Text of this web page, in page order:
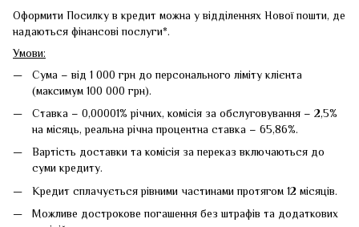
Оформити Посилку в кредит можна у відділеннях Нової пошти, де
надаються фінансові послуги*.
Умови:
Сума – від 1 000 грн до персонального ліміту клієнта
(максимум 100 000 грн).
Ставка – 0,00001% річних, комісія за обслуговування – 2,5%
на місяць, реальна річна процентна ставка – 65,86%.
Вартість доставки та комісія за переказ включаються до
суми кредиту.
Кредит сплачується рівними частинами протягом 12 місяців.
Можливе дострокове погашення без штрафів та додаткових